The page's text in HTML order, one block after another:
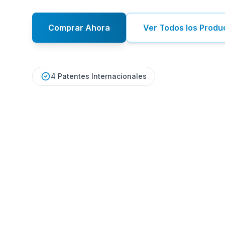
Comprar Ahora Ver Todos los
4 Patentes Internacionales